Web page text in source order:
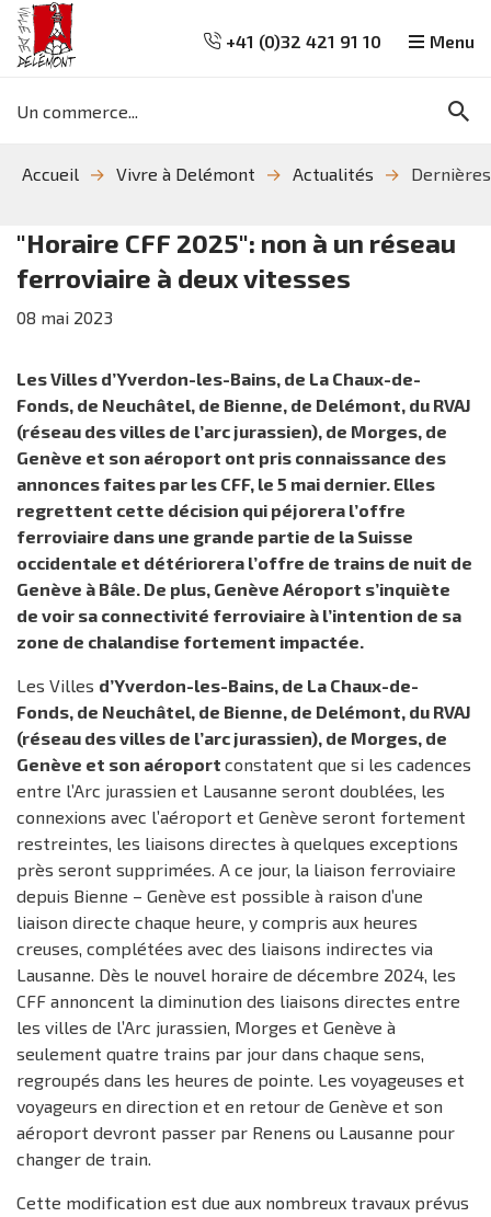
recherche
navigation
+41 (0)32 421 91 10
clés
Menu
Accueil Vivre à Delémont Actualités
"Horaire CFF 2025": non à un réseau
ferroviaire à deux vitesses
08 mai 2023
Les Villes d’Yverdon-les-Bains, de La Chaux-de-
Fonds, de Neuchâtel, de Bienne, de Delémont, du RVAJ
(réseau des villes de l’arc jurassien), de Morges, de
Genève et son aéroport ont pris connaissance des
annonces faites par les CFF, le 5 mai dernier. Elles
regrettent cette décision qui péjorera l’offre
ferroviaire dans une grande partie de la Suisse
occidentale et détériorera l’offre de trains de nuit de
Genève à Bâle. De plus, Genève Aéroport s’inquiète
de voir sa connectivité ferroviaire à l’intention de sa
zone de chalandise fortement impactée.
Les Villes d’Yverdon-les-Bains, de La Chaux-de-
Fonds, de Neuchâtel, de Bienne, de Delémont, du RVAJ
(réseau des villes de l’arc jurassien), de Morges, de
Genève et son aéroport constatent que si les cadences
entre l’Arc jurassien et Lausanne seront doublées, les
connexions avec l’aéroport et Genève seront fortement
restreintes, les liaisons directes à quelques exceptions
près seront supprimées. A ce jour, la liaison ferroviaire
depuis Bienne – Genève est possible à raison d’une
liaison directe chaque heure, y compris aux heures
creuses, complétées avec des liaisons indirectes via
Lausanne. Dès le nouvel horaire de décembre 2024, les
CFF annoncent la diminution des liaisons directes entre
les villes de l’Arc jurassien, Morges et Genève à
seulement quatre trains par jour dans chaque sens,
regroupés dans les heures de pointe. Les voyageuses et
voyageurs en direction et en retour de Genève et son
aéroport devront passer par Renens ou Lausanne pour
changer de train.
Cette modification est due aux nombreux travaux prévus